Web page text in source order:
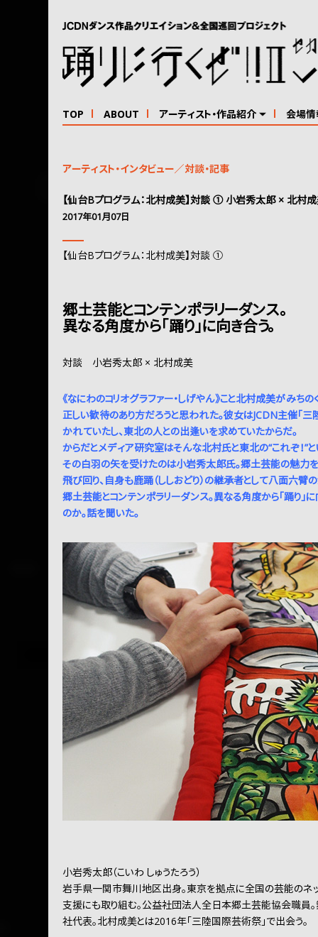
TOP ABOUT アーティスト・作品紹介 会場情
アーティスト・インタビュー／対談・記事
【仙台Bプログラム：北村成美】対談 ① 小岩秀太郎 × 北村
2017年01月07日
【仙台Bプログラム：北村成美】対談 ①
郷土芸能とコンテンポラリーダンス。
異なる角度から「踊り」に向き合う。
対談 小岩秀太郎 × 北村成美
《なにわのコリオグラファー・しげやん》こと北村成美がみち
正しい歓待のあり方だろうと思われた。彼女はJCDN主催「
かれていたし、東北の人との出逢いを求めていたからだ。
からだとメディア研究室はそんな北村氏と東北の“これぞ！”
その白羽の矢を受けたのは小岩秀太郎氏。郷土芸能の魅力
飛び回り、自身も鹿踊（ししおどり）の継承者として八面六
郷土芸能とコンテンポラリーダンス。異なる角度から「踊り
のか。話を聞いた。
小岩秀太郎（こいわ しゅうたろう）
岩手県一関市舞川地区出身。東京を拠点に全国の芸能のネ
支援にも取り組む。公益社団法人全日本郷土芸能協会職員
社代表。北村成美とは2016年「三陸国際芸術祭」で出会う。